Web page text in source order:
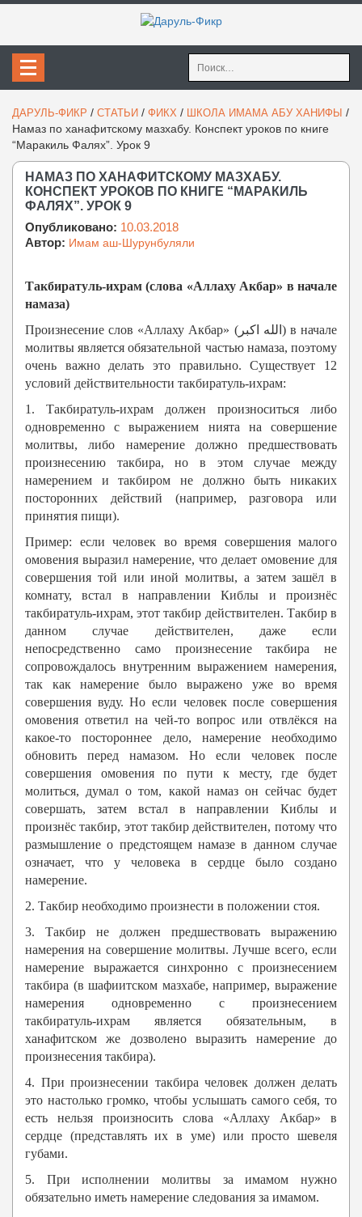
Найти:
ДАРУЛЬ-ФИКР / СТАТЬИ / ФИКХ / ШКОЛА ИМАМА АБУ ХАНИФЫ /
Намаз по ханафитскому мазхабу. Конспект уроков по книге
“Маракиль Фалях”. Урок 9
НАМАЗ ПО ХАНАФИТСКОМУ МАЗХАБУ.
КОНСПЕКТ УРОКОВ ПО КНИГЕ “МАРАКИЛЬ
ФАЛЯХ”. УРОК 9
Опубликовано: 10.03.2018
Автор: Имам аш-Шурунбуляли
Такбиратуль-ихрам (слова «Аллаху Акбар» в начале
намаза)
Произнесение слов «Аллаху Акбар» (الله اكبر) в начале
молитвы является обязательной частью намаза, поэтому
очень важно делать это правильно. Существует 12
условий действительности такбиратуль-ихрам:
1. Такбиратуль-ихрам должен произноситься либо
одновременно с выражением нията на совершение
молитвы, либо намерение должно предшествовать
произнесению такбира, но в этом случае между
намерением и такбиром не должно быть никаких
посторонних действий (например, разговора или
принятия пищи).
Пример: если человек во время совершения малого
омовения выразил намерение, что делает омовение для
совершения той или иной молитвы, а затем зашёл в
комнату, встал в направлении Киблы и произнёс
такбиратуль-ихрам, этот такбир действителен. Такбир в
данном случае действителен, даже если
непосредственно само произнесение такбира не
сопровождалось внутренним выражением намерения,
так как намерение было выражено уже во время
совершения вуду. Но если человек после совершения
омовения ответил на чей-то вопрос или отвлёкся на
какое-то постороннее дело, намерение необходимо
обновить перед намазом. Но если человек после
совершения омовения по пути к месту, где будет
молиться, думал о том, какой намаз он сейчас будет
совершать, затем встал в направлении Киблы и
произнёс такбир, этот такбир действителен, потому что
размышление о предстоящем намазе в данном случае
означает, что у человека в сердце было создано
намерение.
2. Такбир необходимо произнести в положении стоя.
3. Такбир не должен предшествовать выражению
намерения на совершение молитвы. Лучше всего, если
намерение выражается синхронно с произнесением
такбира (в шафиитском мазхабе, например, выражение
намерения одновременно с произнесением
такбиратуль-ихрам является обязательным, в
ханафитском же дозволено выразить намерение до
произнесения такбира).
4. При произнесении такбира человек должен делать
это настолько громко, чтобы услышать самого себя, то
есть нельзя произносить слова «Аллаху Акбар» в
сердце (представлять их в уме) или просто шевеля
губами.
5. При исполнении молитвы за имамом нужно
обязательно иметь намерение следования за имамом.